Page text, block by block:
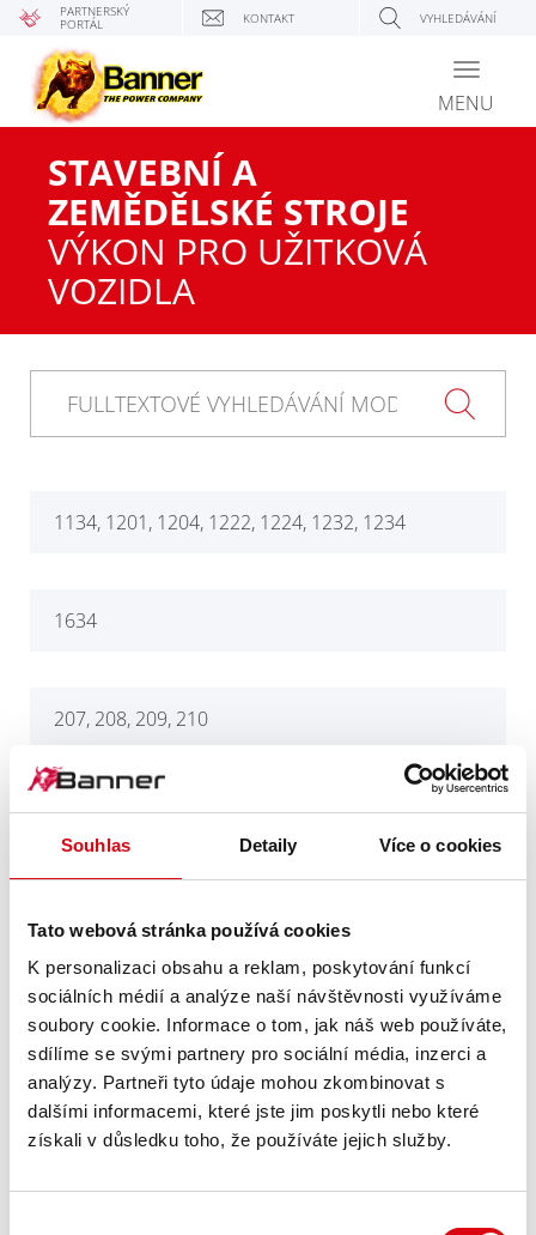
Souhlas Detaily Více o cookies
Tato webová stránka používá cookies
K personalizaci obsahu a reklam, poskytování funkcí
sociálních médií a analýze naší návštěvnosti využíváme
soubory cookie. Informace o tom, jak náš web používáte,
sdílíme se svými partnery pro sociální média, inzerci a
analýzy. Partneři tyto údaje mohou zkombinovat s
dalšími informacemi, které jste jim poskytli nebo které
získali v důsledku toho, že používáte jejich služby.
PARTNERSKÝ
PORTÁL KONTAKT VYHLEDÁVÁNÍ
Toggle
MENU
STAVEBNÍ A
ZEMĚDĚLSKÉ STROJE
VÝKON PRO UŽITKOVÁ
VOZIDLA
1134, 1201, 1204, 1222, 1224, 1232, 1234
1634
207, 208, 209, 210
4512, 4514, 5312, 5314
Tractors 1034, 1434, 1614
Tractors 4514, 5514, 6514